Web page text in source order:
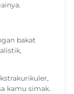
bakat
kamu simak.